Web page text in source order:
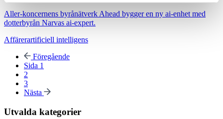
Aller-koncernens byrånätverk Ahead bygger en ny ai-enhet med
dotterbyrån Narvas ai-expert.
Affärerartificiell intelligens
Föregående
Sida 1
2
3
Nästa
Utvalda kategorier